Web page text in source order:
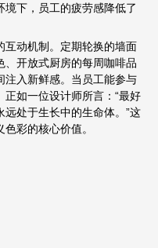
下，员工的疲劳感降低了
互动机制。定期轮换的墙面
、开放式厨房的每周咖啡品
入新鲜感。当员工能参与
如一位设计师所言：“最好
处于生长中的生命体。”这
彩的核心价值。